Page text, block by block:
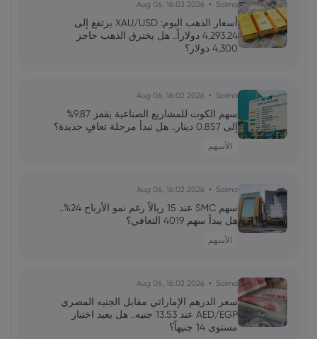
ارتداد قطاع رقائق التخزين: هل يمثل الذكاء
الاصطناعي استدامة الدورة؟
رئيس الاحتياطي الفيدرالي الجديد: نحو إعادة
تشكيل التواصل والتحكم في التوقعات
علي 2026 Jun 13, 00:00
تقلبات سوق الأسهم الأمريكية: تحولات
Salma
2026 Aug 06, 16:03
أسعار الذهب اليوم: XAU/USD يرتفع إلى
4,293.24 دولاراً.. هل يخترق الذهب حاجز
4,300 دولار؟
Salma
2026 Aug 06, 16:02
سهم الكوت للمشاريع الصناعية يقفز 9.87%
إلى 0.857 دينار.. هل تبدأ مرحلة تعافٍ جديدة؟
الأسهم
Salma
2026 Aug 06, 16:02
سهم SMC عند 15 ريالاً رغم نمو الأرباح 24%..
هل يبدأ سهم 4019 التعافي؟
الأسهم
Salma
2026 Aug 06, 16:02
سعر الدرهم الإماراتي مقابل الجنيه المصري
AED/EGP عند 13.53 جنيه.. هل يعيد اختبار
مستوى 14 جنيهاً؟